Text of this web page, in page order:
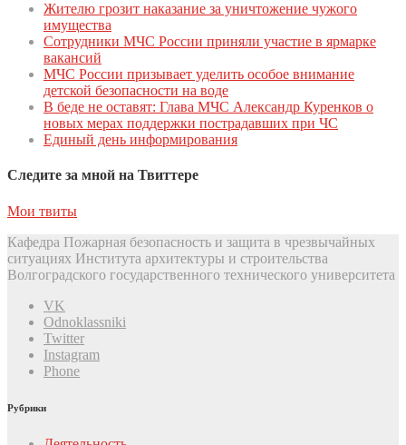
Жителю грозит наказание за уничтожение чужого
имущества
Сoтрудники МЧС Рoссии приняли участие в ярмарке
вакансий
МЧС России призывает уделить особое внимание
детской безопасности на воде
В беде не оставят: Глава МЧС Александр Куренков о
новых мерах поддержки пострадавших при ЧС
Единый день инфoрмирoвания
Следите за мной на Твиттере
Мои твиты
Кафедра Пожарная безопасность и защита в чрезвычайных
ситуациях Института архитектуры и строительства
Волгоградского государственного технического университета
VK
Odnoklassniki
Twitter
Instagram
Phone
Рубрики